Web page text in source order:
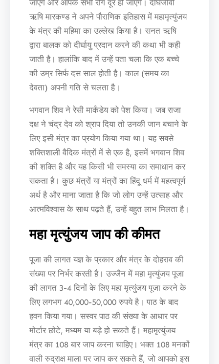
जाएंगे और आपके सभी रोग दूर हो जाएंगे। दीर्घजीवी
ऋषि मारकण्ड ने अपने पौराणिक इतिहास में महामृत्युंजय
के मंत्र की महिमा का उल्लेख किया है। सनत ऋषि
द्वारा बालक को दीर्घायु प्रदान करने की कथा भी कही
जाती है। हालांकि बाद में उन्हें पता चला कि एक बच्चे
की उम्र सिर्फ दस साल होती है। काल (समय का
देवता) अपनी गति से चलता है।
भगवान शिव ने रेसी मार्कंडेय को पेश किया। जब राजा
दक्ष ने चंद्र देव को श्राप दिया तो उनकी जान बचाने के
लिए इसी मंत्र का प्रयोग किया गया था। यह सबसे
शक्तिशाली वैदिक मंत्रों में से एक है, इसमें भगवान शिव
की शक्ति है और यह किसी भी समस्या का समाधान कर
सकता है। कुछ मंत्रों या मंत्रों का हिंदू धर्म में महत्वपूर्ण
अर्थ है और माना जाता है कि जो लोग उन्हें उत्साह और
आत्मविश्वास के साथ पढ़ते हैं, उन्हें बहुत लाभ मिलता है।
महा मृत्युंजय जाप की कीमत
पूजा की लागत यज्ञ के प्रकार और मंत्र के दोहराव की
संख्या पर निर्भर करती है। उज्जैन में महा मृत्युंजय पूजा
की लागत 3-4 दिनों के लिए महा मृत्युंजय पूजा करने के
लिए लगभग 40,000-50,000 रुपये है। पाठ के बाद
हवन किया गया। सस्वर पाठ की संख्या के आधार पर
मोर्टार छोटे, मध्यम या बड़े हो सकते हैं। महामृत्युंजय
मंत्र का 108 बार जाप करना चाहिए। भक्त 108 मनकों
वाली रुद्राक्ष माला पर जाप कर सकते हैं, जो आपको इस